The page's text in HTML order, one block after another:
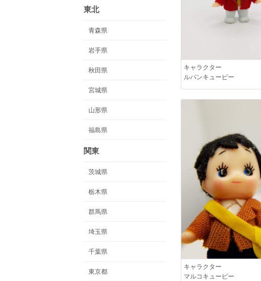
東北
青森県
岩手県
秋田県
宮城県
山形県
福島県
関東
茨城県
栃木県
群馬県
埼玉県
千葉県
東京都
キャラクター
ルパンキューピー
キャラクター
マルコキューピー